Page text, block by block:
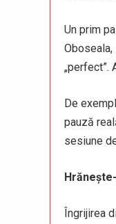
Un prim
„perfect”.
De
pauză
sesiune
Îngrijirea